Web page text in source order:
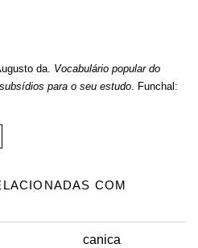
da. Vocabulário popular do
para o seu estudo. Funchal:
COM
canica